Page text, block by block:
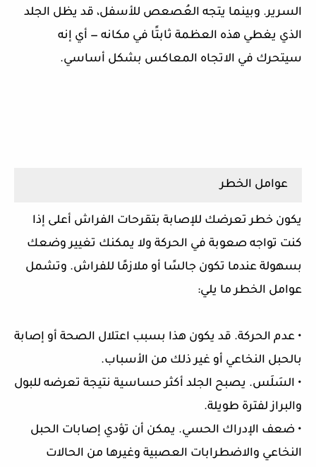
السرير. وبينما يتجه العُصعص للأسفل، قد يظل الجلد
الذي يغطي هذه العظمة ثابتًا في مكانه — أي إنه
سيتحرك في الاتجاه المعاكس بشكل أساسي.
عوامل الخطر
يكون خطر تعرضك للإصابة بتقرحات الفراش أعلى إذا
كنت تواجه صعوبة في الحركة ولا يمكنك تغيير وضعك
بسهولة عندما تكون جالسًا أو ملازمًا للفراش. وتشمل
عوامل الخطر ما يلي:
• عدم الحركة. قد يكون هذا بسبب اعتلال الصحة أو إصابة
بالحبل النخاعي أو غير ذلك من الأسباب.
• السَلَس. يصبح الجلد أكثر حساسية نتيجة تعرضه للبول
والبراز لفترة طويلة.
• ضعف الإدراك الحسي. يمكن أن تؤدي إصابات الحبل
النخاعي والاضطرابات العصبية وغيرها من الحالات